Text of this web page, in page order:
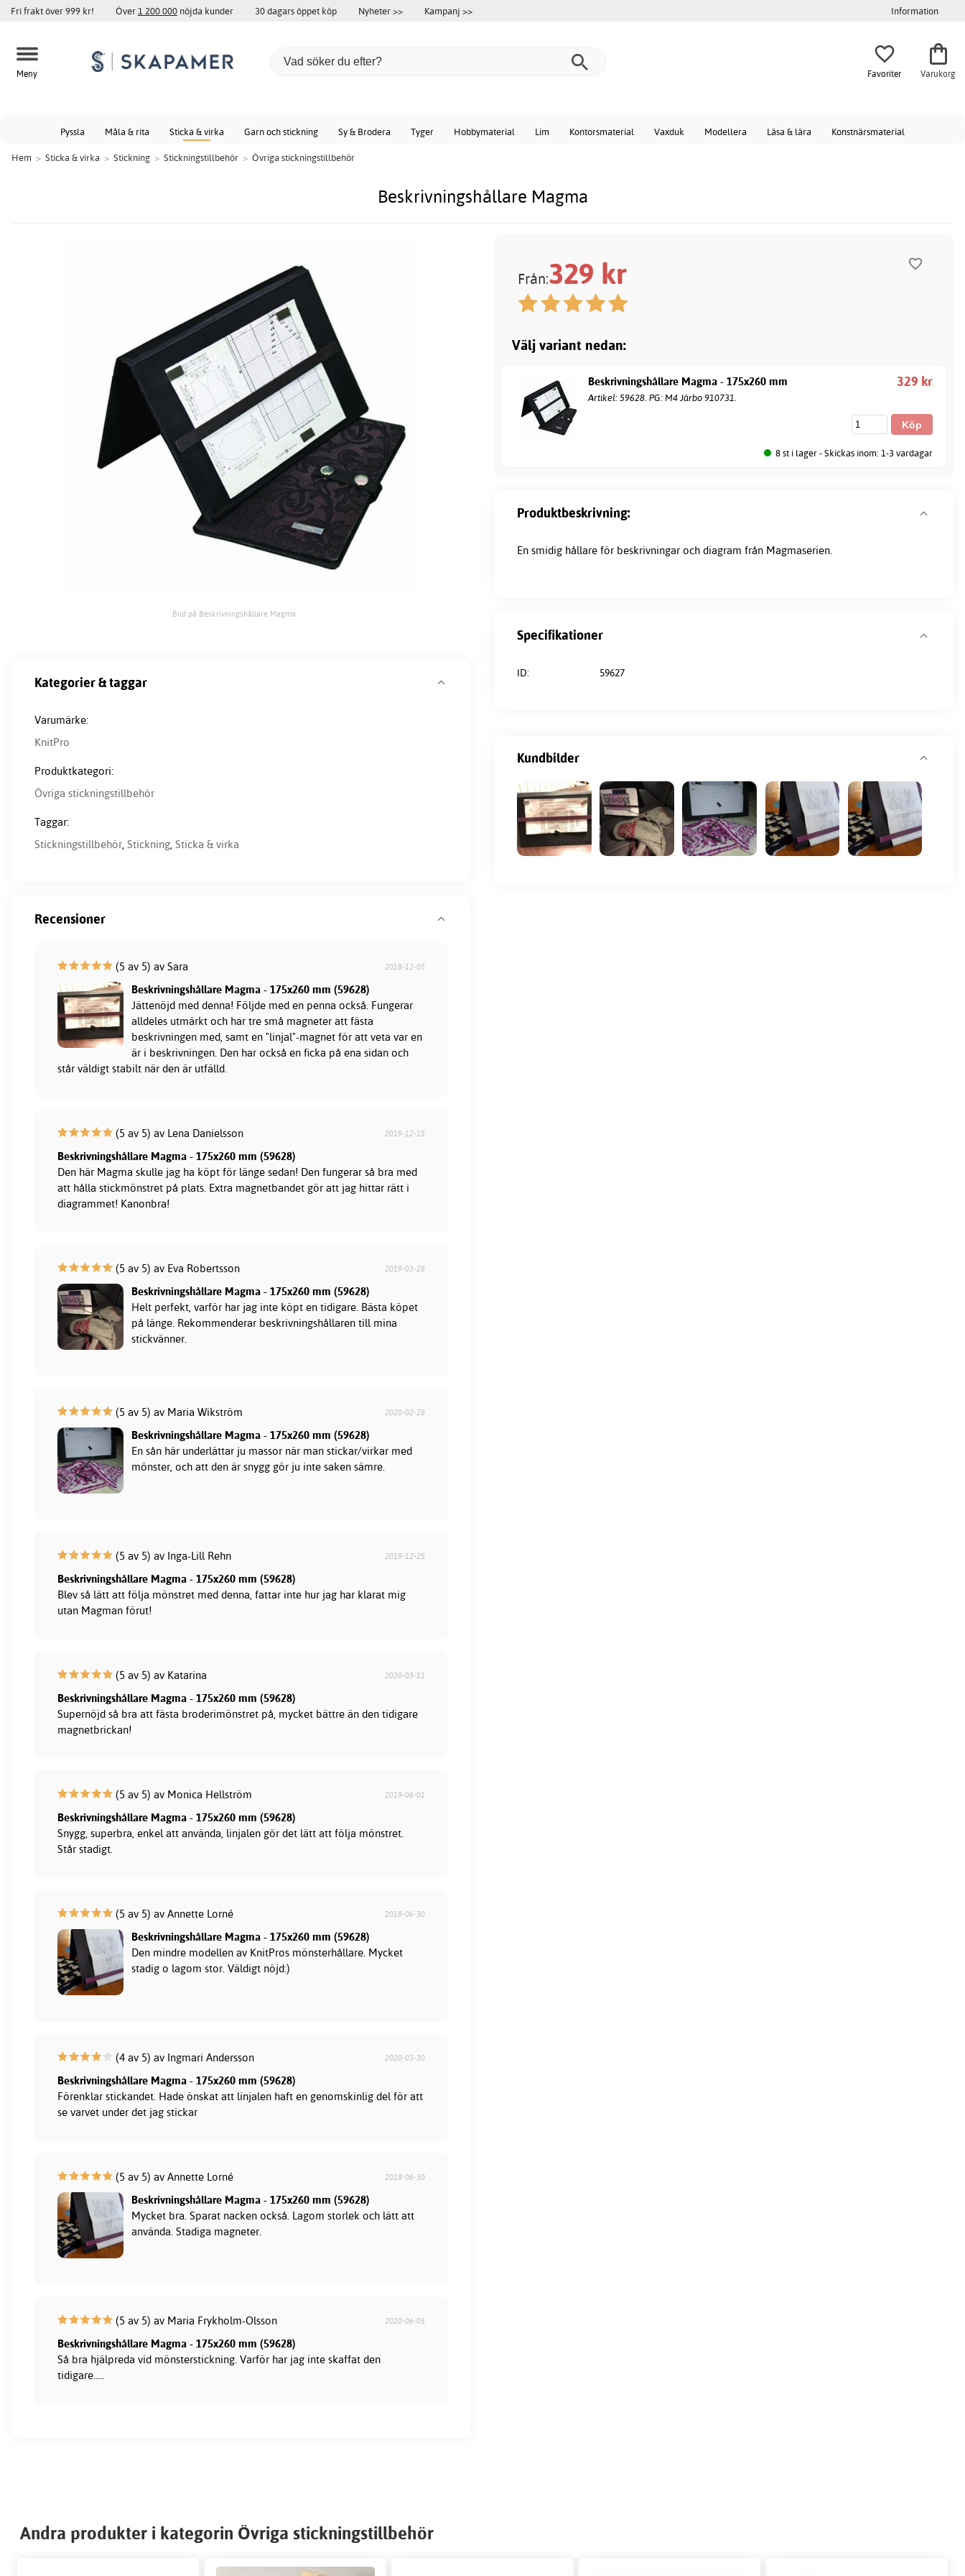
Fri frakt över 999 kr! Över1 200 000 nöjda kunder 30 dagars öppet köp Nyheter >> Kampanj >> Information
Meny Favoriter Varukorg
Pyssla Måla & rita Sticka & virka Garn och stickning Sy & Brodera Tyger Hobbymaterial Lim Kontorsmaterial Vaxduk Modellera Läsa & lära Konstnärsmaterial
Hem > Sticka & virka > Stickning > Stickningstillbehör > Övriga stickningstillbehör
Beskrivningshållare Magma
Bild på Beskrivningshållare Magma
Från:329 kr
Välj variant nedan:
Beskrivningshållare Magma - 175x260 mm
Artikel: 59628. PG: M4 Järbo 910731.
329 kr
8 st i lager - Skickas inom: 1-3 vardagar
Produktbeskrivning:
En smidig hållare för beskrivningar och diagram från Magmaserien.
Specifikationer
ID: 59627
Kategorier & taggar
Varumärke:
KnitPro
Produktkategori:
Övriga stickningstillbehör
Taggar:
Stickningstillbehör, Stickning, Sticka & virka
Kundbilder
Recensioner
(5 av 5) av Sara 2018-12-05
Beskrivningshållare Magma - 175x260 mm (59628)
Jättenöjd med denna! Följde med en penna också. Fungerar
alldeles utmärkt och har tre små magneter att fästa
beskrivningen med, samt en "linjal"-magnet för att veta var en
är i beskrivningen. Den har också en ficka på ena sidan och
står väldigt stabilt när den är utfälld.
(5 av 5) av Lena Danielsson 2019-12-15
Beskrivningshållare Magma - 175x260 mm (59628)
Den här Magma skulle jag ha köpt för länge sedan! Den fungerar så bra med
att hålla stickmönstret på plats. Extra magnetbandet gör att jag hittar rätt i
diagrammet! Kanonbra!
(5 av 5) av Eva Robertsson 2019-03-28
Beskrivningshållare Magma - 175x260 mm (59628)
Helt perfekt, varför har jag inte köpt en tidigare. Bästa köpet
på länge. Rekommenderar beskrivningshållaren till mina
stickvänner.
(5 av 5) av Maria Wikström 2020-02-28
Beskrivningshållare Magma - 175x260 mm (59628)
En sån här underlättar ju massor när man stickar/virkar med
mönster, och att den är snygg gör ju inte saken sämre.
(5 av 5) av Inga-Lill Rehn 2019-12-25
Beskrivningshållare Magma - 175x260 mm (59628)
Blev så lätt att följa mönstret med denna, fattar inte hur jag har klarat mig
utan Magman förut!
(5 av 5) av Katarina 2020-03-11
Beskrivningshållare Magma - 175x260 mm (59628)
Supernöjd så bra att fästa broderimönstret på, mycket bättre än den tidigare
magnetbrickan!
(5 av 5) av Monica Hellström 2019-06-01
Beskrivningshållare Magma - 175x260 mm (59628)
Snygg, superbra, enkel att använda, linjalen gör det lätt att följa mönstret.
Står stadigt.
(5 av 5) av Annette Lorné 2018-06-30
Beskrivningshållare Magma - 175x260 mm (59628)
Den mindre modellen av KnitPros mönsterhållare. Mycket
stadig o lagom stor. Väldigt nöjd:)
(4 av 5) av Ingmari Andersson 2020-03-30
Beskrivningshållare Magma - 175x260 mm (59628)
Förenklar stickandet. Hade önskat att linjalen haft en genomskinlig del för att
se varvet under det jag stickar
(5 av 5) av Annette Lorné 2018-06-30
Beskrivningshållare Magma - 175x260 mm (59628)
Mycket bra. Sparat nacken också. Lagom storlek och lätt att
använda. Stadiga magneter.
(5 av 5) av Maria Frykholm-Olsson 2020-06-05
Beskrivningshållare Magma - 175x260 mm (59628)
Så bra hjälpreda vid mönsterstickning. Varför har jag inte skaffat den
tidigare.....
Andra produkter i kategorin Övriga stickningstillbehör